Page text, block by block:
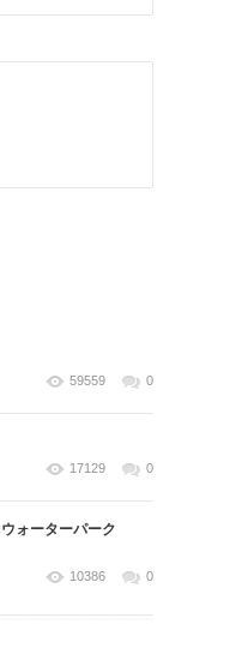
59559 0
17129 0
ォーターパーク
10386 0